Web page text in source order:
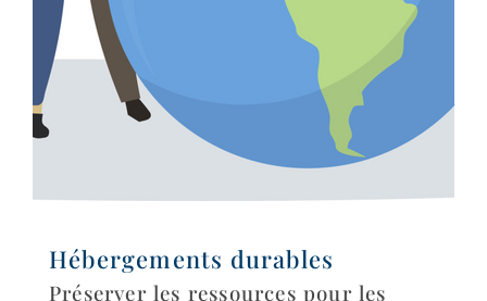
Hébergements durables
Préserver les ressources pour les